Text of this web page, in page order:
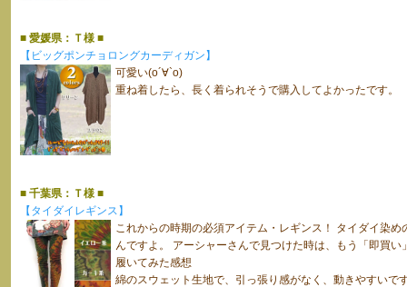
■ 愛媛県：Ｔ様 ■
【ビッグポンチョロングカーディガン】
可愛い(о´∀`о)
重ね着したら、長く着られそうで購入してよかったです。
■ 千葉県：Ｔ様 ■
【タイダイレギンス】
これからの時期の必須アイテム・レギンス！ タイダイ染
んですよ。 アーシャーさんで見つけた時は、もう「即買い
履いてみた感想
綿のスウェット生地で、引っ張り感がなく、動きやすいで